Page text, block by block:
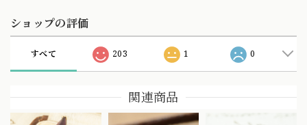
ショップの評価
すべて 203 1 0
関連商品